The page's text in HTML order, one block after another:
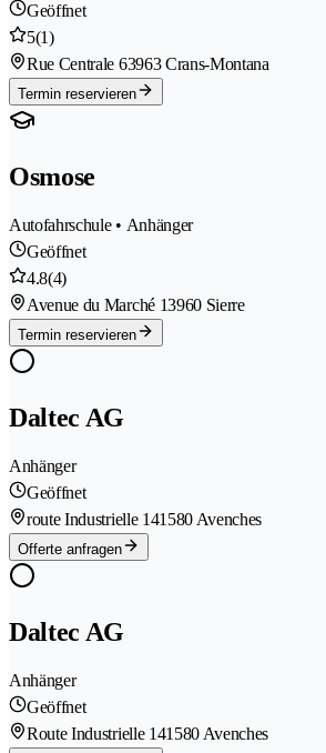
Geöffnet
5(1)
Rue Centrale 63963 Crans-Montana
Termin reservieren
Osmose
Autofahrschule • Anhänger
Geöffnet
4.8(4)
Avenue du Marché 13960 Sierre
Termin reservieren
Daltec AG
Anhänger
Geöffnet
route Industrielle 141580 Avenches
Offerte anfragen
Daltec AG
Anhänger
Geöffnet
Route Industrielle 141580 Avenches